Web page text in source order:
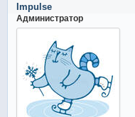
Impulse
Администратор